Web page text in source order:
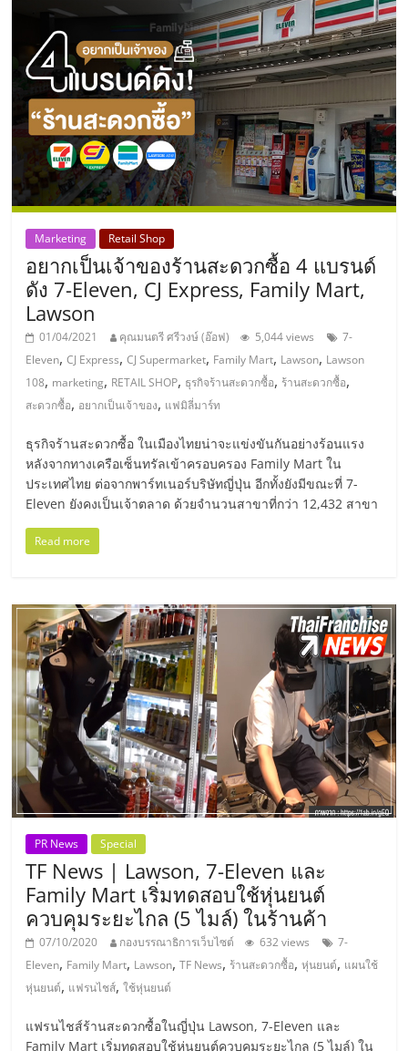
รน
ไชส์
ขาย
หน้า
บ้าน
ลงทุน
น้อย
คืน
ทุน
ไว,
ที่
การ
ลงทุน
และ
ขยาย
สา
ขา
แฟ
รน
ไชส์,
Marketing Retail Shop
อยากเป็นเจ้าของร้านสะดวกซื้อ 4 แบรนด์
ดัง 7-Eleven, CJ Express, Family Mart,
Lawson
01/04/2021 คุณมนตรี ศรีวงษ์ (อ๊อฟ) 5,044 views
7-
Eleven,CJ Express,CJ Supermarket, Family Mart, Lawson, Lawson
108, marketing, RETAIL SHOP, ธุรกิจร้านสะดวกซื้อ, ร้านสะดวกซื้อ,
สะดวกซื้อ, อยากเป็นเจ้าของ, แฟมิลี่มาร์ท
ธุรกิจร้านสะดวกซื้อ ในเมืองไทยน่าจะแข่งขันกันอย่างร้อนแรง
หลังจากทางเครือเซ็นทรัลเข้าครอบครอง Family Mart ใน
ประเทศไทย ต่อจากพาร์ทเนอร์บริษัทญี่ปุ่น อีกทั้งยังมีขณะที่ 7-
Eleven ยังคงเป็นเจ้าตลาด ด้วยจำนวนสาขาที่กว่า 12,432 สาขา
Read more
PR News Special
TF News | Lawson, 7-Eleven และ
Family Mart เริ่มทดสอบใช้หุ่นยนต์
ควบคุมระยะไกล (5 ไมล์) ในร้านค้า
07/10/2020 กองบรรณาธิการเว็บไซต์ 632 views
7-
Eleven, Family Mart, Lawson,TF News, ร้านสะดวกซื้อ,หุ่นยนต์, แผนใช้
หุ่นยนต์, แฟรนไชส์,ใช้หุ่นยนต์
แฟรนไชส์ร้านสะดวกซื้อในญี่ปุ่น Lawson, 7-Eleven และ
Family Mart เริ่มทดสอบใช้หุ่นยนต์ควบคุมระยะไกล (5 ไมล์) ใน